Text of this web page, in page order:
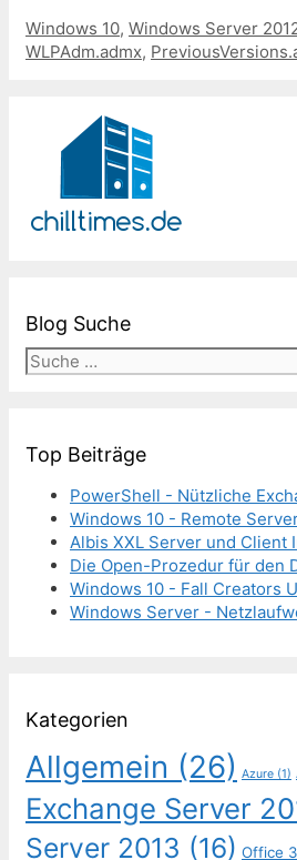
Kategorien
Windows 10, Windows Server
WLPAdm.admx,
Blog Suche
Suche
nach:
Top Beiträge
PowerShell - Nützliche
Windows 10 - Remote
Albis XXL Server und Client
Die Open-Prozedur für den
Windows 10 - Fall Creators
Windows Server -
Kategorien
Allgemein (26) Azure (1)
Exchange Server
Server 2013 (16) Office